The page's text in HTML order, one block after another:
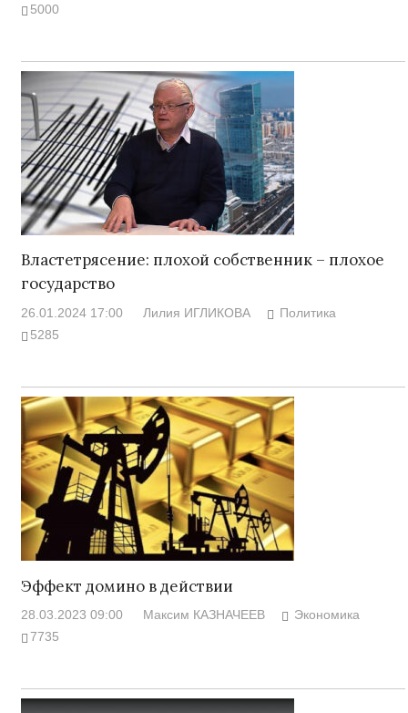
5000
Властетрясение: плохой собственник – плохое
государство
26.01.2024 17:00 Лилия ИГЛИКОВА
Политика
5285
Эффект домино в действии
28.03.2023 09:00 Максим КАЗНАЧЕЕВ
Экономика
7735